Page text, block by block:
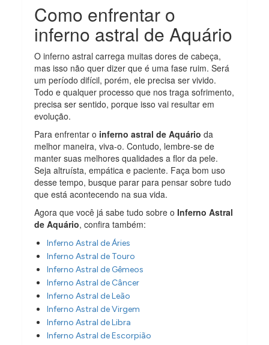
Como enfrentar o
inferno astral de Aquário
O inferno astral carrega muitas dores de cabeça,
mas isso não quer dizer que é uma fase ruim. Será
um período difícil, porém, ele precisa ser vivido.
Todo e qualquer processo que nos traga sofrimento,
precisa ser sentido, porque isso vai resultar em
evolução.
Para enfrentar o inferno astral de Aquário da
melhor maneira, viva-o. Contudo, lembre-se de
manter suas melhores qualidades a flor da pele.
Seja altruísta, empática e paciente. Faça bom uso
desse tempo, busque parar para pensar sobre tudo
que está acontecendo na sua vida.
Agora que você já sabe tudo sobre oInferno Astral
de Aquário, confira também:
Inferno Astral de Áries
Inferno Astral de Touro
Inferno Astral de Gêmeos
Inferno Astral de Câncer
Inferno Astral de Leão
Inferno Astral de Virgem
Inferno Astral de Libra
Inferno Astral de Escorpião